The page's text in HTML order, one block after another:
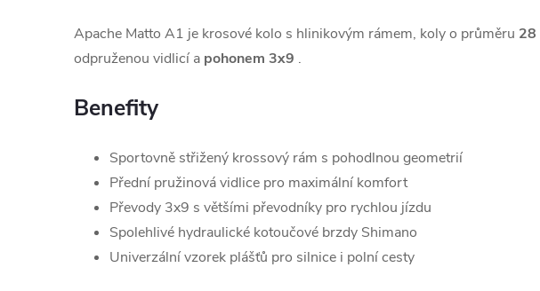
Apache Matto A1 je krosové kolo s hlinikovým rámem, koly o průměru 28
odpruženou vidlicí a pohonem 3x9 .
Benefity
Sportovně střižený krossový rám s pohodlnou geometrií
Přední pružinová vidlice pro maximální komfort
Převody 3x9 s většími převodníky pro rychlou jízdu
Spolehlivé hydraulické kotoučové brzdy Shimano
Univerzální vzorek plášťů pro silnice i polní cesty